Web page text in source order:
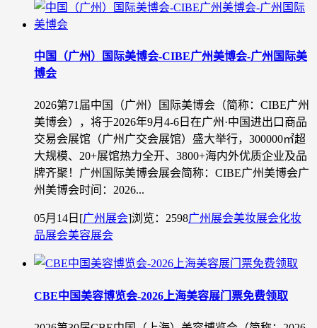
中国（广州）国际美博会-CIBE广州美博会-广州国际美
博会
2026第71届中国（广州）国际美博会（简称：CIBE广州
美博会），将于2026年9月4-6日在广州·中国进出口商品
交易会展馆（广州广交会展馆）盛大举行，300000㎡超
大规模、20+展馆热力全开、3800+海内外优质企业及品
牌齐聚！广州国际美博会展会简称：CIBE广州美博会广
州美博会时间：2026...
05月14日 [广州展会]浏览：2598广州展会美妆展会化妆
品展会美容展会
CBE中国美容博览会-2026上海美容展门票免费领取